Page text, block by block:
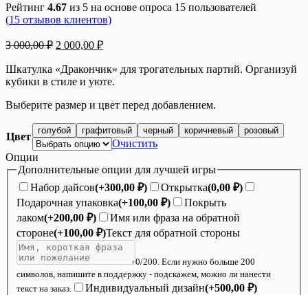
Рейтинг 4.67 из 5 на основе опроса 15 пользователей
(15 отзывов клиентов)
3 000,00₽ Первоначальная
составляла
3
2 000,00 ₽Текущая
2
000,00 ₽.
Шкатулка «Дракончик» для трогательных партий. Организуй
кубики в стиле и уюте.
Выберите размер и цвет перед добавлением.
Цвет
голубой графитовый черный коричневый розовый
Очистить
Опции
Дополнительные опции для лучшей игры
Набор дайсов(+300,00 ₽) Открытка(0,00 ₽)
Подарочная упаковка(+100,00 ₽)
Покрыть
лаком(+200,00 ₽)
Имя или фраза на обратной
стороне(+100,00 ₽)Текст для обратной стороны
0/200. Если нужно больше 200
символов, напишите в поддержку - подскажем, можно ли нанести
текст на заказ.
Индивидуальный дизайн(+500,00 ₽)